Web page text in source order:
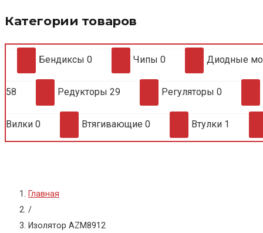
Категории товаров
Бендиксы 0 Чипы 0 Диодные
58 Редукторы 29 Регуляторы 0
Вилки 0 Втягивающие 0 Втулки 1
Главная
/
Изолятор AZM8912